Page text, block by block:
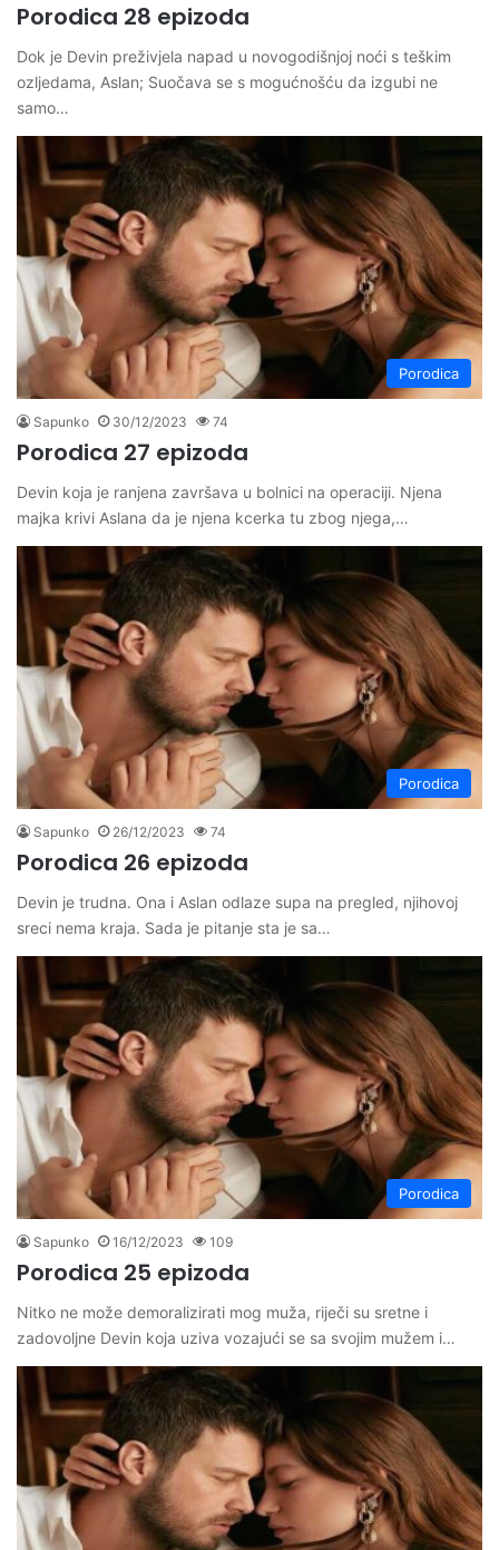
Porodica 28 epizoda
Dok je Devin preživjela napad u novogodišnjoj noći s teškim
ozljedama, Aslan; Suočava se s mogućnošću da izgubi ne
samo…
Porodica
Sapunko 30/12/2023 74
Porodica 27 epizoda
Devin koja je ranjena završava u bolnici na operaciji. Njena
majka krivi Aslana da je njena kcerka tu zbog njega,…
Porodica
Sapunko 26/12/2023 74
Porodica 26 epizoda
Devin je trudna. Ona i Aslan odlaze supa na pregled, njihovoj
sreci nema kraja. Sada je pitanje sta je sa…
Porodica
Sapunko 16/12/2023 109
Porodica 25 epizoda
Nitko ne može demoralizirati mog muža, riječi su sretne i
zadovoljne Devin koja uziva vozajući se sa svojim mužem i…